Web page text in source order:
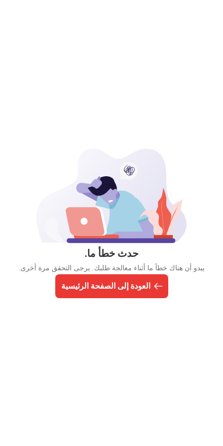
حدث خطأ ما.
يبدو أن هناك خطأ ما أثناء معالجة طلبك. يرجى التحقق مرة أخرى.
العودة إلى الصفحة الرئيسية